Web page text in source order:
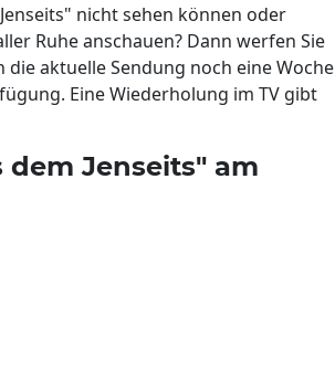
nicht sehen können oder
Ruhe anschauen? Dann werfen Sie
die aktuelle Sendung noch eine Woche
Eine Wiederholung im TV gibt
dem Jenseits" am